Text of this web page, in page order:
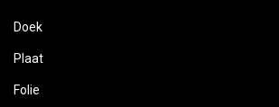
Doek
Plaat
Folie